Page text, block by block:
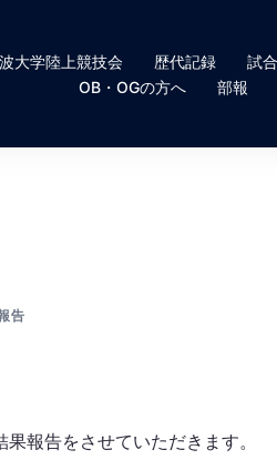
大学陸上競技会 歴代記録
試
OB・OGの方へ
部報
告
報告をさせていただきます。